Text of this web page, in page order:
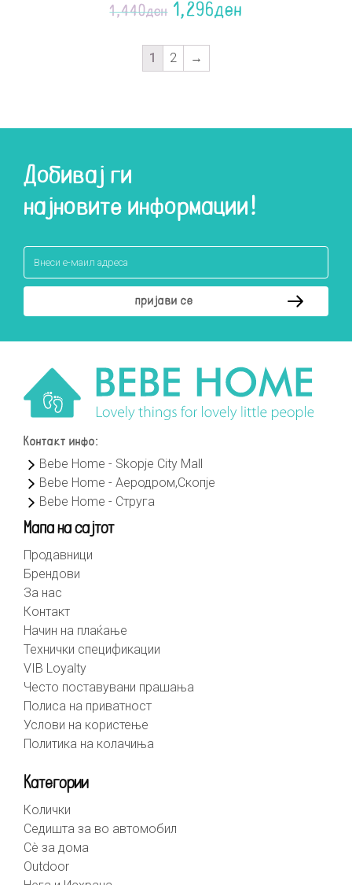
1,440ден 1,296ден
1 2 →
Добивај ги
најновите информации!
Контакт инфо:
Bebe Home - Skopje City Mall
Bebe Home - Аеродром,Скопје
Bebe Home - Струга
Мапа на сајтот
Продавници
Брендови
За нас
Контакт
Начин на плаќање
Технички спецификации
VIB Loyalty
Често поставувани прашања
Полиса на приватност
Услови на користење
Политика на колачиња
Категории
Колички
Седишта за во автомобил
Сè за дома
Outdoor